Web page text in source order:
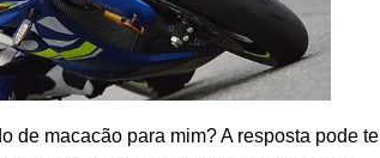
de macacão para mim? A resposta pode te